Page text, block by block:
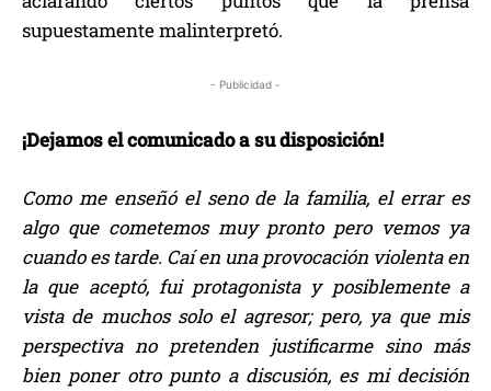
supuestamente malinterpretó.
- Publicidad -
¡Dejamos el comunicado a su disposición!
Como me enseñó el seno de la familia, el errar es
algo que cometemos muy pronto pero vemos ya
cuando es tarde. Caí en una provocación violenta en
la que aceptó, fui protagonista y posiblemente a
vista de muchos solo el agresor; pero, ya que mis
perspectiva no pretenden justificarme sino más
bien poner otro punto a discusión, es mi decisión